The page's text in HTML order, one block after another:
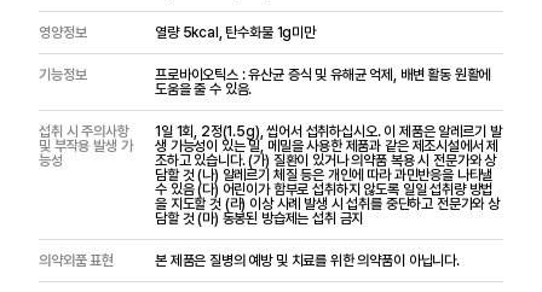
영양정보 열량 5kcal, 탄수화물 1g미만
기능정보
프로바이오틱스 : 유산균 증식 및 유해균 억제, 배변 활동 원활에
도움을 줄 수 있음.
섭취 시 주의사항
및 부작용 발생 가
능성
1일 1회, 2정(1.5g), 씹어서 섭취하십시오. 이 제품은 알레르기 발
생 가능성이 있는 밀, 메밀을 사용한 제품과 같은 제조시설에서 제
조하고 있습니다. (가) 질환이 있거나 의약품 복용 시 전문가와 상
담할 것 (나) 알레르기 체질 등은 개인에 따라 과민반응을 나타낼
수 있음 (다) 어린이가 함부로 섭취하지 않도록 일일 섭취량 방법
을 지도할 것 (라) 이상 사례 발생 시 섭취를 중단하고 전문가와 상
담할 것 (마) 동봉된 방습제는 섭취 금지
의약외품 표현 본 제품은 질병의 예방 및 치료를 위한 의약품이 아닙니다.